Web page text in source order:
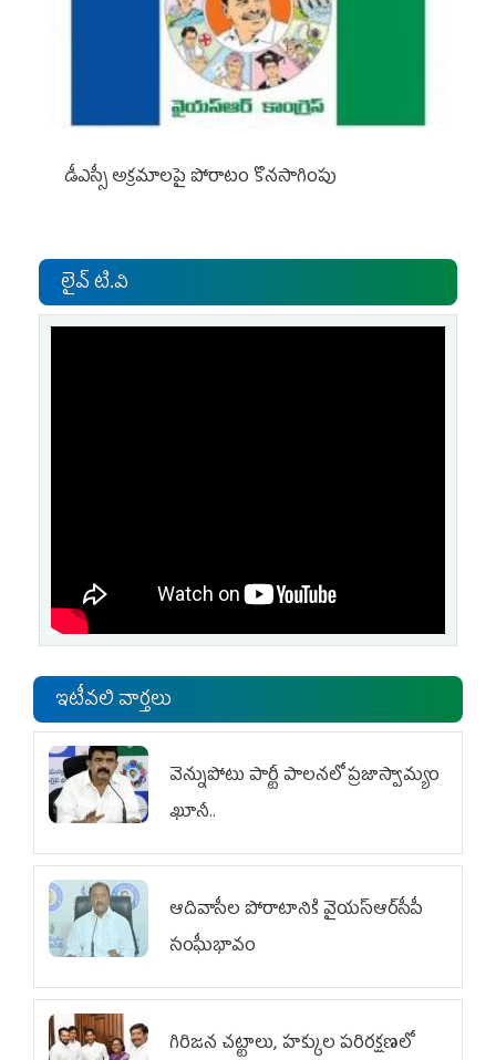
డీఎస్సీ అక్రమాలపై పోరాటం కొనసాగింపు
లైవ్ టి.వి
ఇటీవలి వార్తలు
వెన్నుపోటు పార్టీ పాలనలో ప్రజాస్వామ్యం
ఖూనీ..
ఆదివాసీల పోరాటానికి వైయ‌స్ఆర్‌సీపీ
సంఘీభావం
గిరిజన చట్టాలు, హక్కుల పరిరక్షణలో